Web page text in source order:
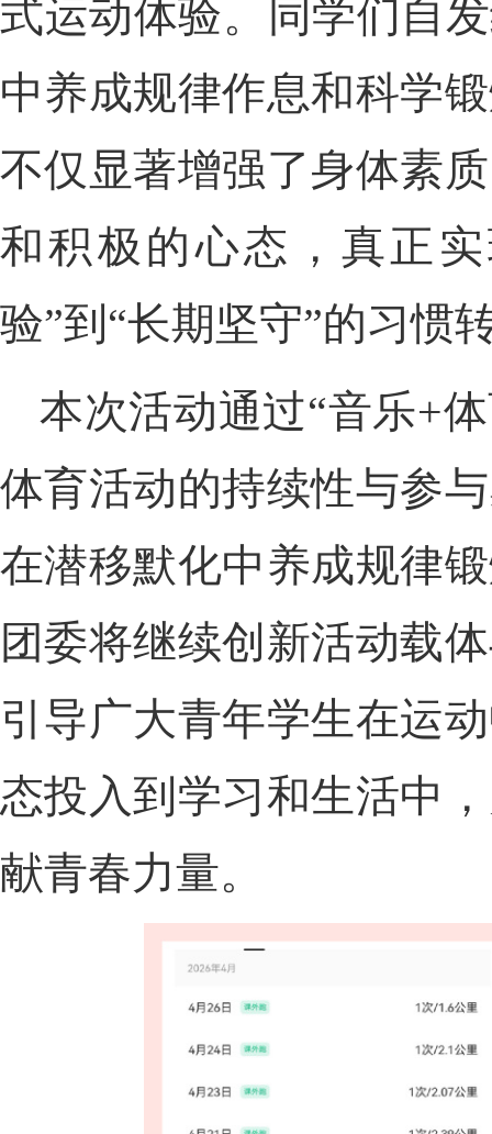
式运动体验。同学们自
中养成规律作息和科学
不仅显著增强了身体素
和积极的心态，真正
验”到“长期坚守”的习惯
本次活动通过“音乐+
体育活动的持续性与参
在潜移默化中养成规律
团委将继续创新活动载
引导广大青年学生在运
态投入到学习和生活中
献青春力量。